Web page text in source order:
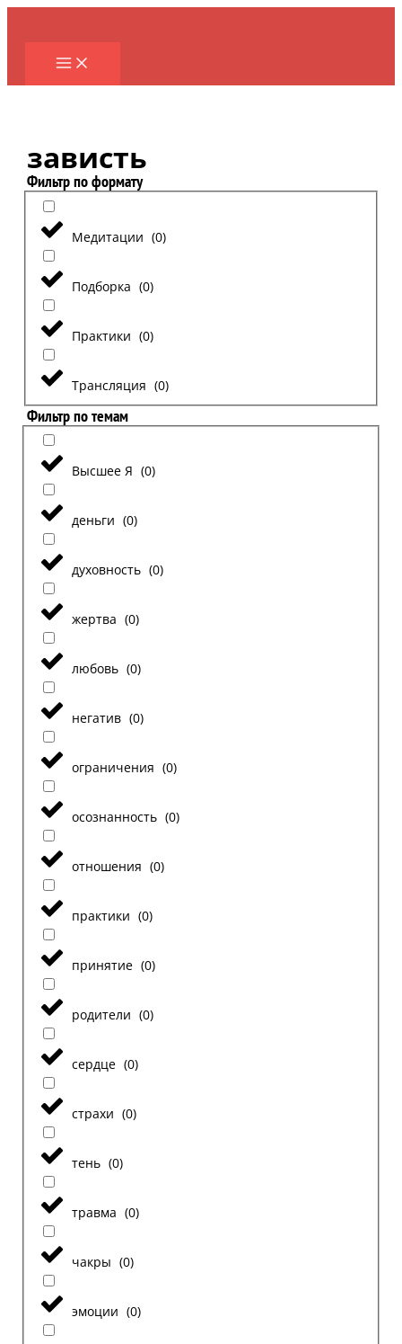
Перейти
содержимому
зависть
Фильтр по формату
Медитации (0)
Подборка (0)
Практики (0)
Трансляция (0)
Фильтр по темам
Высшее Я (0)
деньги (0)
духовность (0)
жертва (0)
любовь (0)
негатив (0)
ограничения (0)
осознанность (0)
отношения (0)
практики (0)
принятие (0)
родители (0)
сердце (0)
страхи (0)
тень (0)
травма (0)
чакры (0)
эмоции (0)